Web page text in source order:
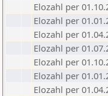
Elozahl per
Elozahl per
Elozahl per
Elozahl per
Elozahl per
Elozahl per
Elozahl per